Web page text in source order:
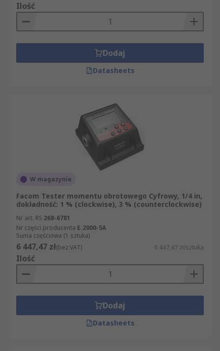
Ilość
Dodaj
Datasheets
W magazynie
Facom Tester momentu obrotowego Cyfrowy, 1/4 in,
dokładność: 1 % (clockwise), 3 % (counterclockwise)
Nr art. RS 268-6781
Nr części producenta E.2000-5A
Suma częściowa (1 sztuka)
6 447,47 zł(bez VAT) 6 447,47 zł/sztuka
Ilość
Dodaj
Datasheets